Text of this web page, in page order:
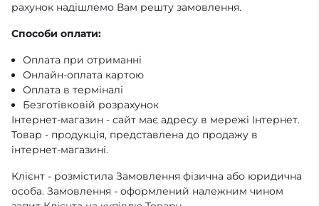
рахунок надішлемо Вам решту замовлення.
Способи оплати:
Оплата при отриманні
Онлайн-оплата картою
Оплата в терміналі
Безготівковій розрахунок
Інтернет-магазин - сайт має адресу в мережі Інтернет.
Товар - продукція, представлена ​​до продажу в
інтернет-магазині.
Клієнт - розмістила Замовлення фізична або юридична
особа. Замовлення - оформлений належним чином